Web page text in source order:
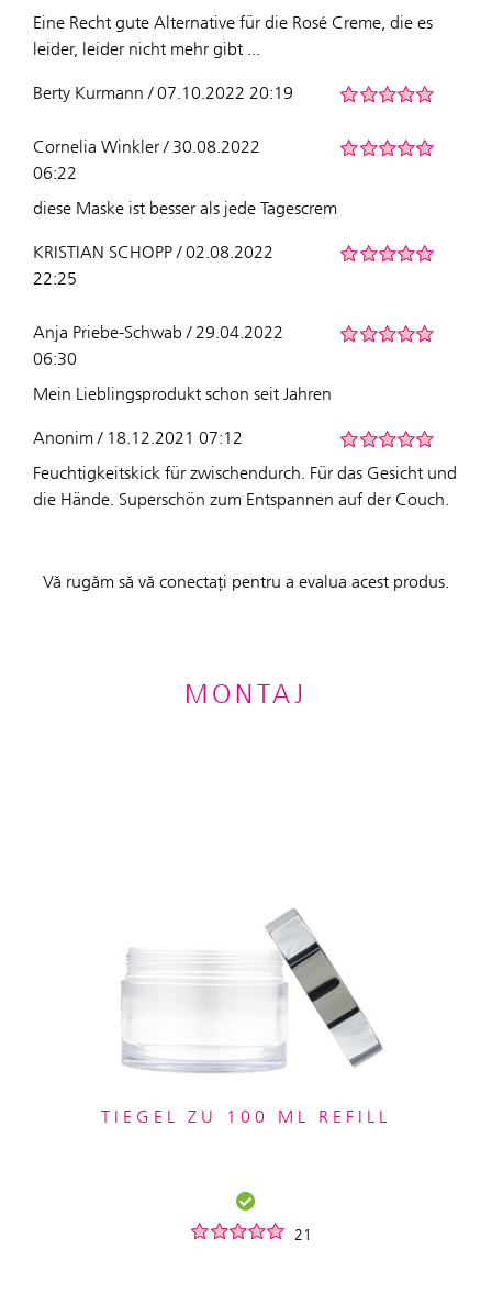
Eine Recht gute Alternative für die Rosé Creme, die es
leider, leider nicht mehr gibt ...
Berty Kurmann / 07.10.2022 20:19
Cornelia Winkler / 30.08.2022
06:22
diese Maske ist besser als jede Tagescrem
KRISTIAN SCHOPP / 02.08.2022
22:25
Anja Priebe-Schwab / 29.04.2022
06:30
Mein Lieblingsprodukt schon seit Jahren
Anonim / 18.12.2021 07:12
Feuchtigkeitskick für zwischendurch. Für das Gesicht und
die Hände. Superschön zum Entspannen auf der Couch.
Vă rugăm să vă conectați pentru a evalua acest produs.
MONTAJ
TIEGEL ZU 100 ML REFILL
21